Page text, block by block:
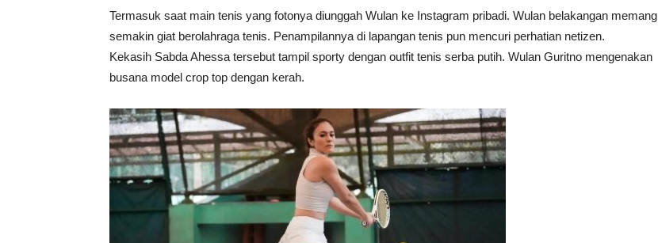
Termasuk saat main tenis yang fotonya diunggah Wulan ke Instagram pribadi. Wulan belakangan memang
semakin giat berolahraga tenis. Penampilannya di lapangan tenis pun mencuri perhatian netizen.
Kekasih Sabda Ahessa tersebut tampil sporty dengan outfit tenis serba putih. Wulan Guritno mengenakan
busana model crop top dengan kerah.